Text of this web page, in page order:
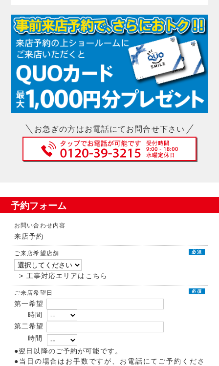
お急ぎの方はお電話にてお問合せ下さい
予約フォーム
お問い合わせ内容
来店予約
ご来店希望店舗 必須
> 工事対応エリアはこちら
ご来店希望日 必須
第一希望
時間
第二希望
時間
●翌日以降のご予約が可能です。
●当日の場合はお手数ですが、お電話にてご予約くださ